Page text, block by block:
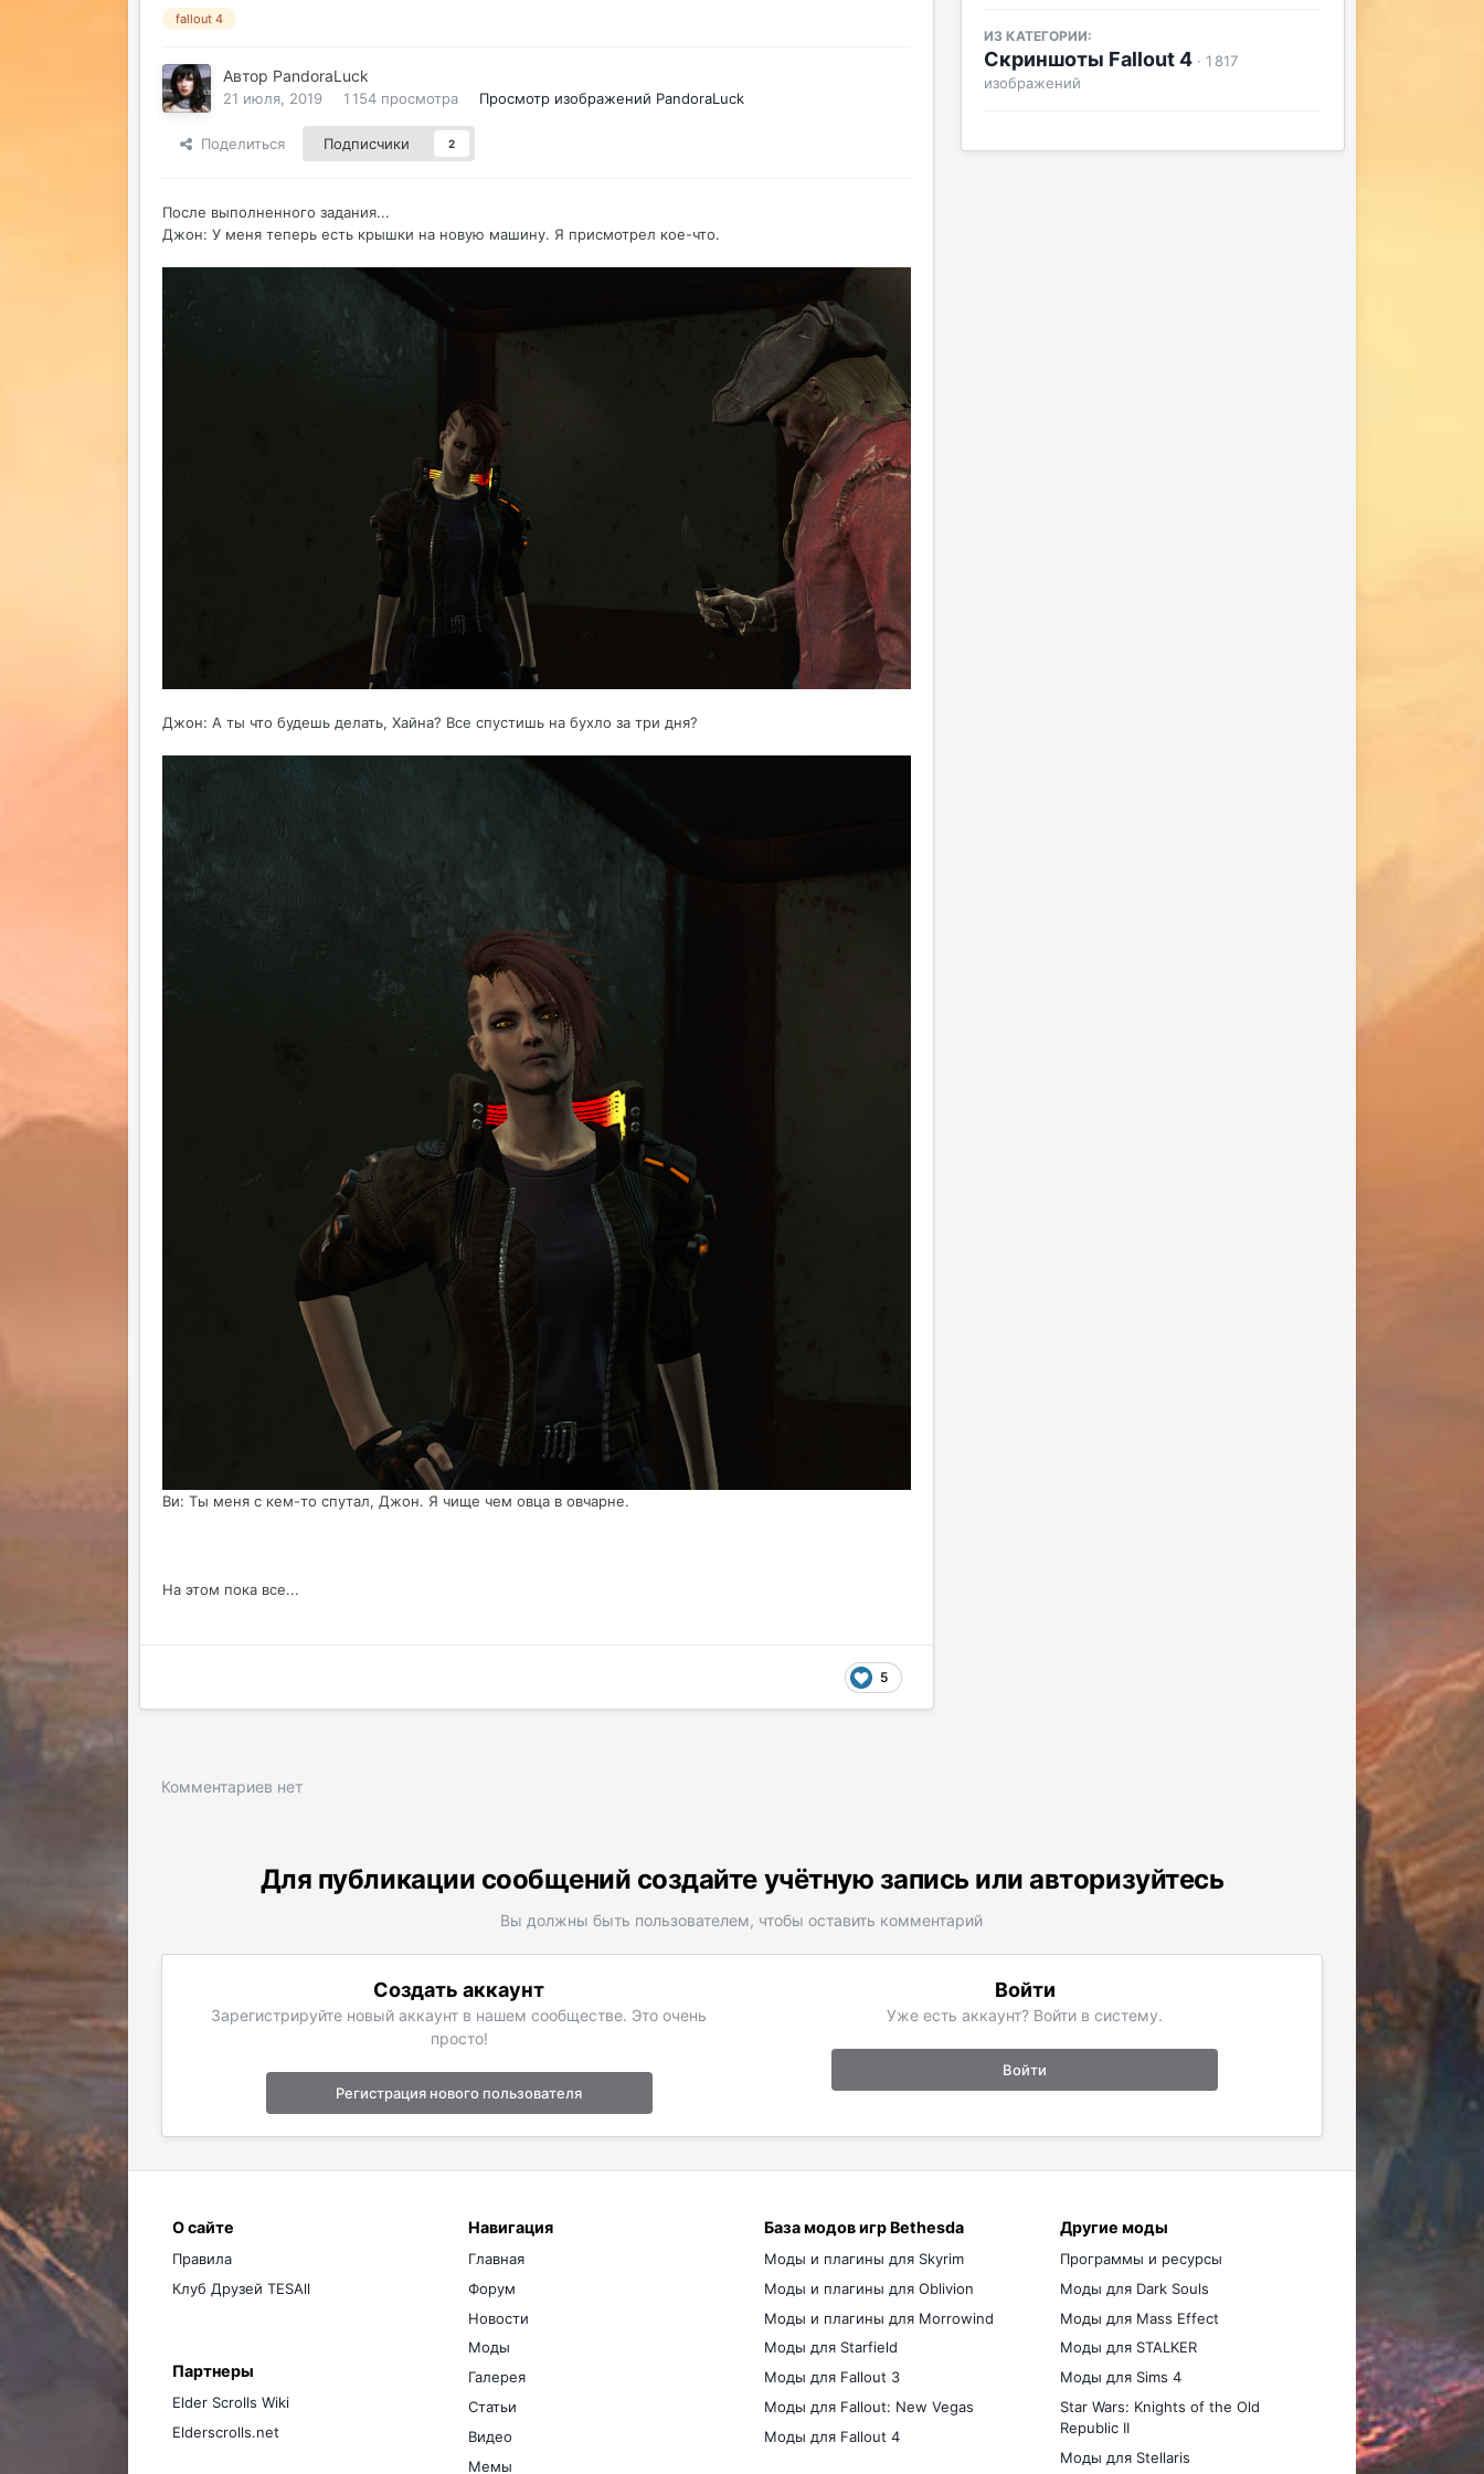
fallout 4
Автор PandoraLuck
21 июля, 2019 1 154 просмотра Просмотр изображений PandoraLuck
Поделиться Подписчики 2
После выполненного задания...
Джон: У меня теперь есть крышки на новую машину. Я присмотрел кое-что.
Джон: А ты что будешь делать, Хайна? Все спустишь на бухло за три дня?
Ви: Ты меня с кем-то спутал, Джон. Я чище чем овца в овчарне.
На этом пока все...
5
ИЗ КАТЕГОРИИ:
Скриншоты Fallout 4 · 1 817
изображений
Комментариев нет
Для публикации сообщений создайте учётную запись или авторизуйтесь
Вы должны быть пользователем, чтобы оставить комментарий
Создать аккаунт
Зарегистрируйте новый аккаунт в нашем сообществе. Это очень
просто!
Регистрация нового пользователя
Войти
Уже есть аккаунт? Войти в систему.
Войти
О сайте
Правила
Клуб Друзей TESAll
Партнеры
Elder Scrolls Wiki
Elderscrolls.net
Навигация
Главная
Форум
Новости
Моды
Галерея
Статьи
Видео
Мемы
База модов игр Bethesda
Моды и плагины для Skyrim
Моды и плагины для Oblivion
Моды и плагины для Morrowind
Моды для Starfield
Моды для Fallout 3
Моды для Fallout: New Vegas
Моды для Fallout 4
Другие моды
Программы и ресурсы
Моды для Dark Souls
Моды для Mass Effect
Моды для STALKER
Моды для Sims 4
Star Wars: Knights of the Old
Republic II
Моды для Stellaris